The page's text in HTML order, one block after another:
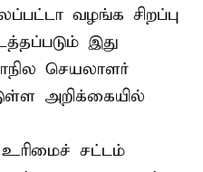
வழங்க சிறப்பு
இது
செயலாளர்
அறிக்கையில்
சட்டம்